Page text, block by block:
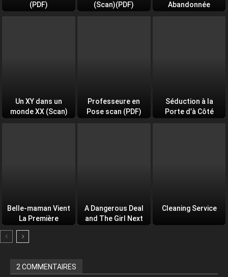
(PDF) (Scan)(PDF) Abandonnée
Un XY dans un
monde XX (Scan)
Professeure en
Pose scan (PDF)
Séduction à la
Porte d’à Côté
Belle-maman Vient
La Première
A Dangerous Deal
and The Girl Next
Cleaning Service
2 COMMENTAIRES